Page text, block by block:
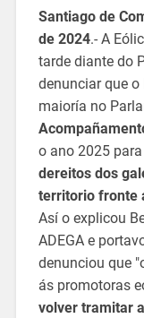
Santiago de
de 2024.- A
tarde diante do
denunciar que o
maioría no
o ano 2025
dereitos dos
territorio fronte
Así o explicou
ADEGA e
denunciou que
ás promotoras
volver tramitar